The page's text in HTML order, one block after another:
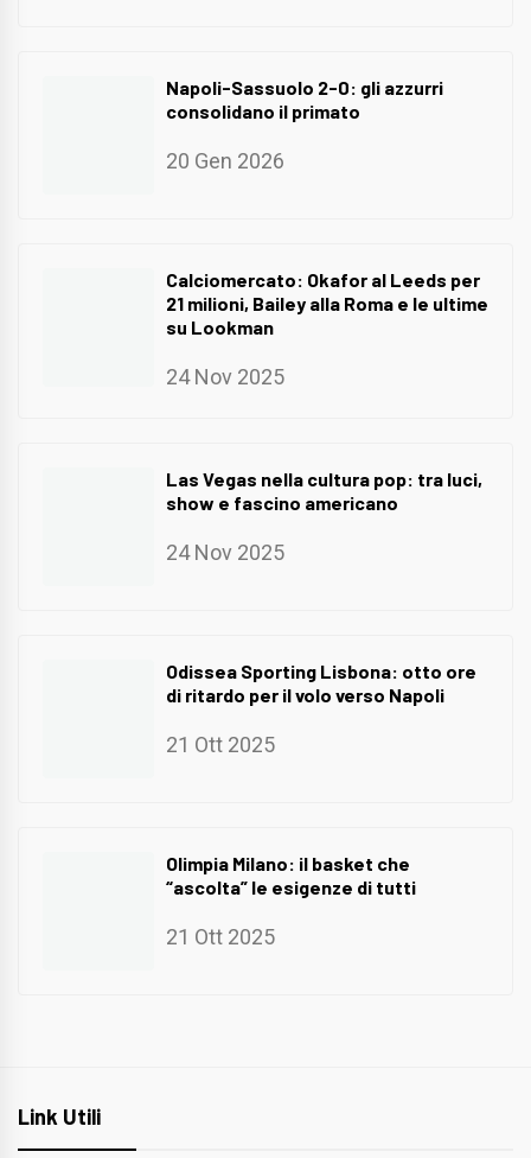
Napoli-Sassuolo 2-0: gli azzurri
consolidano il primato
20 Gen 2026
Calciomercato: Okafor al Leeds per
21 milioni, Bailey alla Roma e le ultime
su Lookman
24 Nov 2025
Las Vegas nella cultura pop: tra luci,
show e fascino americano
24 Nov 2025
Odissea Sporting Lisbona: otto ore
di ritardo per il volo verso Napoli
21 Ott 2025
Olimpia Milano: il basket che
“ascolta” le esigenze di tutti
21 Ott 2025
Link Utili